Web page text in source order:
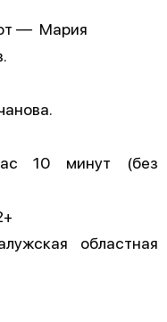
— Мария
10 минут (без
областная